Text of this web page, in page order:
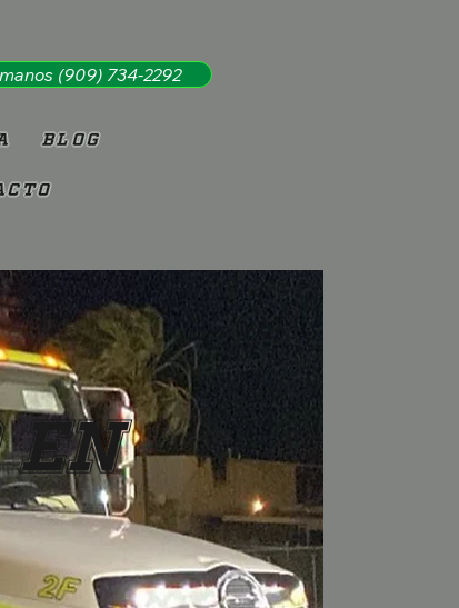
(909) 734-2292
Blog
en